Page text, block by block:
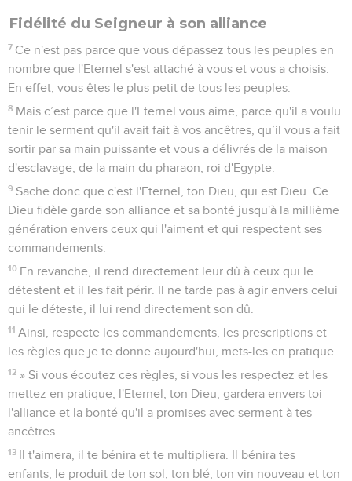
Fidélité du Seigneur à son alliance
7 Ce n'est pas parce que vous dépassez tous les peuples en
nombre que l'Eternel s'est attaché à vous et vous a choisis.
En effet, vous êtes le plus petit de tous les peuples.
8 Mais c’est parce que l'Eternel vous aime, parce qu'il a voulu
tenir le serment qu'il avait fait à vos ancêtres, qu’il vous a fait
sortir par sa main puissante et vous a délivrés de la maison
d'esclavage, de la main du pharaon, roi d'Egypte.
9 Sache donc que c'est l'Eternel, ton Dieu, qui est Dieu. Ce
Dieu fidèle garde son alliance et sa bonté jusqu'à la millième
génération envers ceux qui l'aiment et qui respectent ses
commandements.
10 En revanche, il rend directement leur dû à ceux qui le
détestent et il les fait périr. Il ne tarde pas à agir envers celui
qui le déteste, il lui rend directement son dû.
11 Ainsi, respecte les commandements, les prescriptions et
les règles que je te donne aujourd'hui, mets-les en pratique.
12 » Si vous écoutez ces règles, si vous les respectez et les
mettez en pratique, l'Eternel, ton Dieu, gardera envers toi
l'alliance et la bonté qu'il a promises avec serment à tes
ancêtres.
13 Il t'aimera, il te bénira et te multipliera. Il bénira tes
enfants, le produit de ton sol, ton blé, ton vin nouveau et ton